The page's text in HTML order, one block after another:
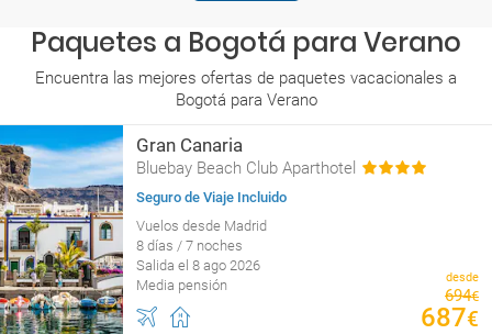
Paquetes a Bogotá para Verano
Encuentra las mejores ofertas de paquetes vacacionales a
Bogotá para Verano
Gran Canaria
Bluebay Beach Club Aparthotel
Seguro de Viaje Incluido
Vuelos desde Madrid
8 días / 7 noches
Salida el 8 ago 2026
Media pensión
desde
694€
687€